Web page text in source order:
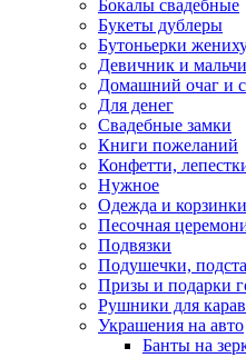
Бокалы свадебные
Букеты дублеры
Бутоньерки
Девичник и
Домашний очаг и
Для денег
Свадебные замки
Книги пожеланий
Конфетти,
Нужное
Одежда и
Песочная
Подвязки
Подушечки,
Призы и подарки
Рушники для
Украшения на авто
Банты на